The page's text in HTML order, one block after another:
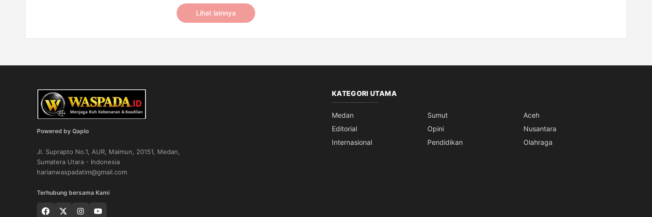
Lihat lainnya
Powered by Qaplo
Jl. Suprapto No.1, AUR, Maimun, 20151, Medan,
Sumatera Utara - Indonesia
harianwaspadatim@gmail.com
Terhubung bersama Kami
KATEGORI UTAMA
Medan Sumut
Aceh
Editorial
Opini
Nusantara
Internasional
Pendidikan Olahraga